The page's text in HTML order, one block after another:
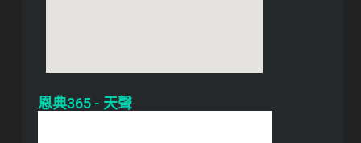
恩典365 - 天聲